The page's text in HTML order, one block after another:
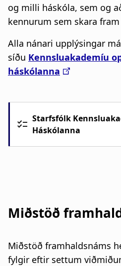
og milli háskóla, sem og
kennurum sem skara
Alla nánari upplýsingar
síðu Kennsluakademíu
háskólanna
Starfsfólk
Háskólanna
Miðstöð
Miðstöð framhaldsnáms
fylgir eftir settum